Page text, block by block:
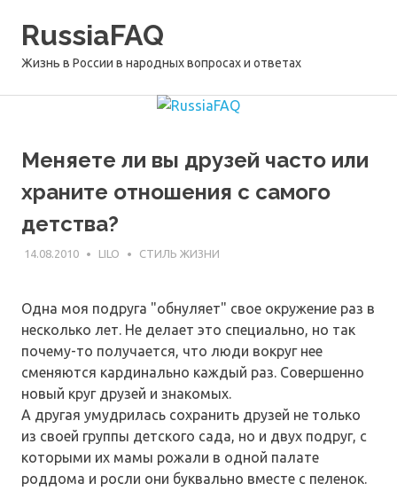
RussiaFAQ
Жизнь в России в народных вопросах и ответах
Меняете ли вы друзей часто или
храните отношения с самого
детства?
14.08.2010 LILO СТИЛЬ ЖИЗНИ
Одна моя подруга "обнуляет" свое окружение раз в
несколько лет. Не делает это специально, но так
почему-то получается, что люди вокруг нее
сменяются кардинально каждый раз. Совершенно
новый круг друзей и знакомых.
А другая умудрилась сохранить друзей не только
из своей группы детского сада, но и двух подруг, с
которыми их мамы рожали в одной палате
роддома и росли они буквально вместе с пеленок.